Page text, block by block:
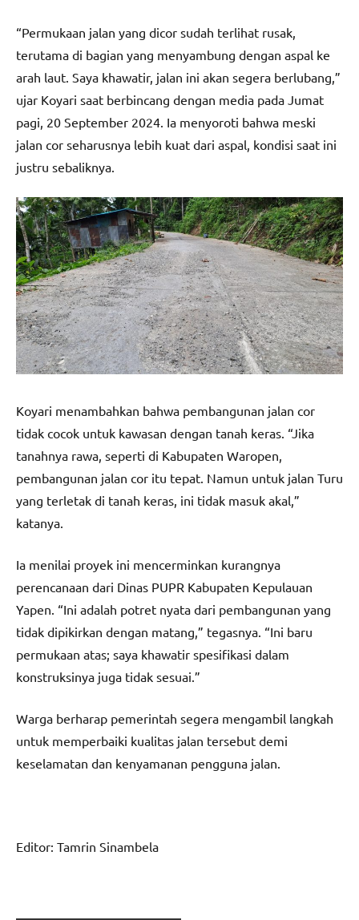
“Permukaan jalan yang dicor sudah terlihat rusak,
terutama di bagian yang menyambung dengan aspal ke
arah laut. Saya khawatir, jalan ini akan segera berlubang,”
ujar Koyari saat berbincang dengan media pada Jumat
pagi, 20 September 2024. Ia menyoroti bahwa meski
jalan cor seharusnya lebih kuat dari aspal, kondisi saat ini
justru sebaliknya.
Koyari menambahkan bahwa pembangunan jalan cor
tidak cocok untuk kawasan dengan tanah keras. “Jika
tanahnya rawa, seperti di Kabupaten Waropen,
pembangunan jalan cor itu tepat. Namun untuk jalan Turu
yang terletak di tanah keras, ini tidak masuk akal,”
katanya.
Ia menilai proyek ini mencerminkan kurangnya
perencanaan dari Dinas PUPR Kabupaten Kepulauan
Yapen. “Ini adalah potret nyata dari pembangunan yang
tidak dipikirkan dengan matang,” tegasnya. “Ini baru
permukaan atas; saya khawatir spesifikasi dalam
konstruksinya juga tidak sesuai.”
Warga berharap pemerintah segera mengambil langkah
untuk memperbaiki kualitas jalan tersebut demi
keselamatan dan kenyamanan pengguna jalan.
Editor: Tamrin Sinambela